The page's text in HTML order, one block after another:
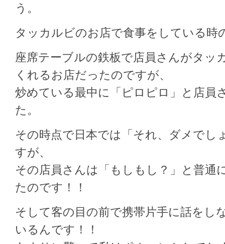
う。
タッカルビのお店で食事をしている時
座席テーブルの鉄板で店員さんがタッ
くれるお店だったのですが、
炒めている最中に「ピロピロ」と店員
た。
その時点で日本では「それ、ダメでし
すが、
その店員さんは「もしもし？」と普通
たのです！！
そして客の目の前で携帯片手に話をし
いるんです！！